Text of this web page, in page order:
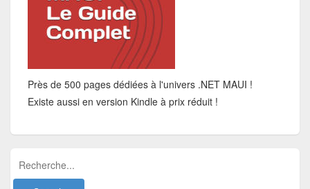
Près de 500 pages dédiées à l'univers .NET MAUI !
Existe aussi en version Kindle à prix réduit !